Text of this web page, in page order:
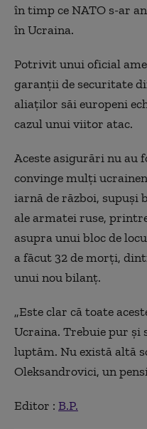
în timp ce NATO s-ar
în Ucraina.
Potrivit unui oficial
garanţii de securitate
aliaţilor săi europeni
cazul unui viitor atac.
Aceste asigurări nu au
convinge mulţi
iarnă de război, supuşi
ale armatei ruse,
asupra unui bloc de
a făcut 32 de morţi,
unui nou bilanţ.
„Este clar că toate
Ucraina. Trebuie pur şi
luptăm. Nu există altă
Oleksandrovici, un
Editor : B.P.